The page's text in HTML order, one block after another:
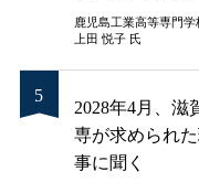
鹿児島工業高等専門学
上田 悦子 氏
2028年4月、滋
専が求められ
事に聞く